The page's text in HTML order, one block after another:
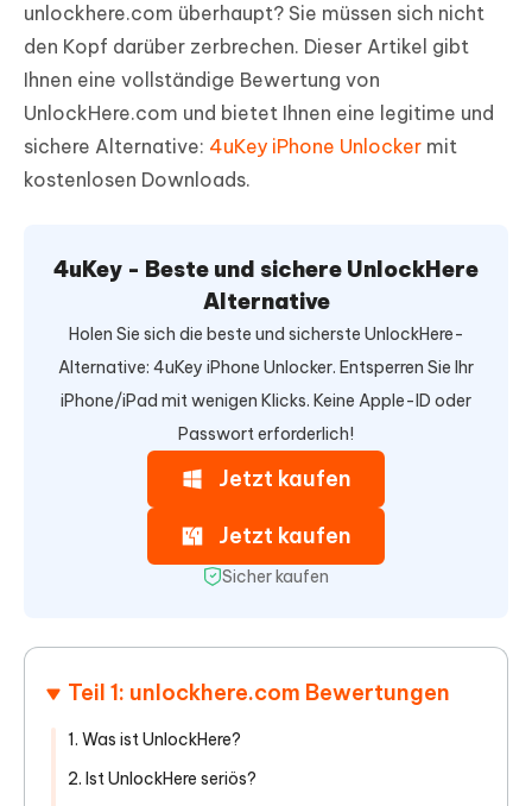
unlockhere.com überhaupt? Sie müssen sich nicht
den Kopf darüber zerbrechen. Dieser Artikel gibt
Ihnen eine vollständige Bewertung von
UnlockHere.com und bietet Ihnen eine legitime und
sichere Alternative: 4uKey iPhone Unlocker mit
kostenlosen Downloads.
4uKey - Beste und sichere UnlockHere
Alternative
Holen Sie sich die beste und sicherste UnlockHere-
Alternative: 4uKey iPhone Unlocker. Entsperren Sie Ihr
iPhone/iPad mit wenigen Klicks. Keine Apple-ID oder
Passwort erforderlich!
Jetzt kaufen
Jetzt kaufen
Sicher kaufen
Teil 1: unlockhere.com Bewertungen
1. Was ist UnlockHere?
2. Ist UnlockHere seriös?